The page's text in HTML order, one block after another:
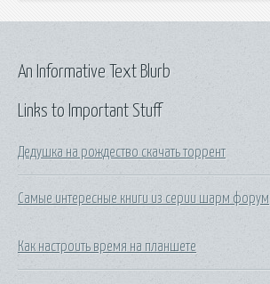
Links to Important Stuff
Дедушка на рождество скачать торрент
Самые интересные книги из серии шарм форум
Как настроить время на планшете
An Informative Text Blurb